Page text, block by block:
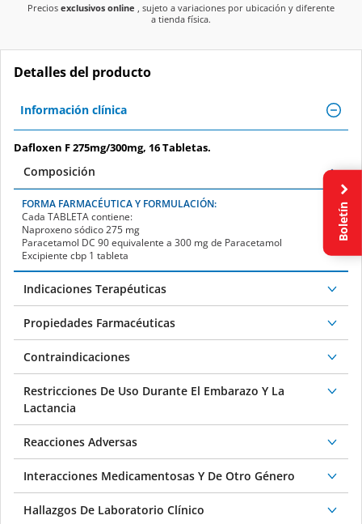
Precios exclusivos online , sujeto a variaciones por ubicación y diferente
a tienda física.
Detalles del producto
Información clínica
Dafloxen F 275mg/300mg, 16 Tabletas.
Composición
FORMA FARMACÉUTICA Y FORMULACIÓN:
Cada TABLETAcontiene:
Naproxeno sódico 275 mg
Paracetamol DC 90 equivalente a 300 mg de Paracetamol
Excipiente cbp 1 tableta
Indicaciones Terapéuticas
Propiedades Farmacéuticas
Contraindicaciones
Restricciones De Uso Durante El Embarazo Y La
Lactancia
Reacciones Adversas
Interacciones Medicamentosas Y De Otro Género
Hallazgos De Laboratorio Clínico
Boletín